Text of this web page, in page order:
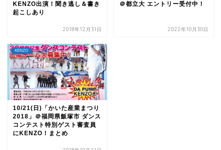
KENZO出演！聞き逃し＆書き
起こしあり
2018年12月31日
＠都立大 エントリー受付中！
2022年10月30日
KENZO
10/21(日)「かいた産業まつり
2018」＠福岡県飯塚市 ダンス
コンテスト特別ゲスト審査員
にKENZO！まとめ